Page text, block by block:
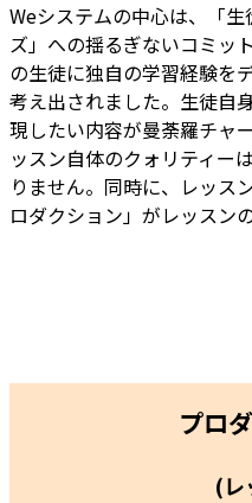
Weシステムの中心は、「
ズ」への揺るぎないコミッ
の生徒に独自の学習経験を
考え出されました。生徒自
現したい内容が曼荼羅チャ
ッスン自体のクォリティー
りません。同時に、レッス
ロダクション」がレッスン
プロ
(レ